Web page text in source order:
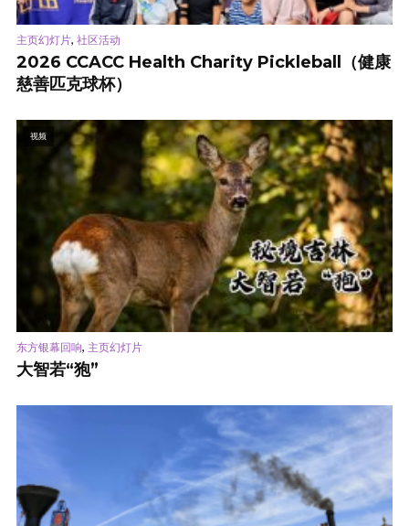
主页幻灯片, 社区活动
2026 CCACC Health Charity Pickleball（健康
慈善匹克球杯）
视频
东方银幕回响, 主页幻灯片
大智若“狍”